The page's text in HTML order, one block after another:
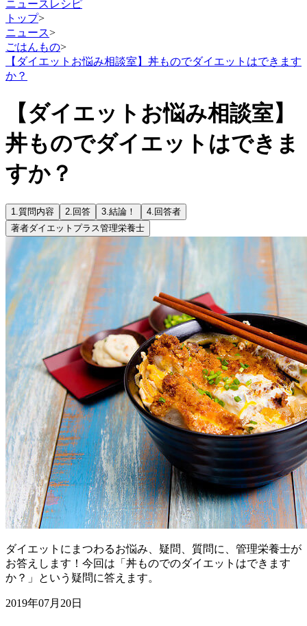
ニュース レシピ
トップ>
ニュース>
ごはんもの>
【ダイエットお悩み相談室】丼ものでダイエットはできます
か？
【ダイエットお悩み相談室】
丼ものでダイエットはできま
すか？
1.質問内容 2. 回答 3.結論！ 4. 回答者
著者ダイエットプラス管理栄養士
ダイエットにまつわるお悩み、疑問、質問に、管理栄養士が
お答えします！今回は「丼ものでのダイエットはできます
か？」という疑問に答えます。
2019年07月20日